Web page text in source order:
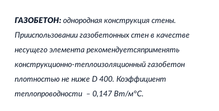
ГАЗОБЕТОН: однородная конструкция стены.
Прииспользовании газобетонных стен в качестве
несущего элемента рекомендуетсяприменять
конструкционно-теплоизоляционный газобетон
плотностью не ниже D 400. Коэффициент
теплопроводности – 0,147 Вт/м°С.